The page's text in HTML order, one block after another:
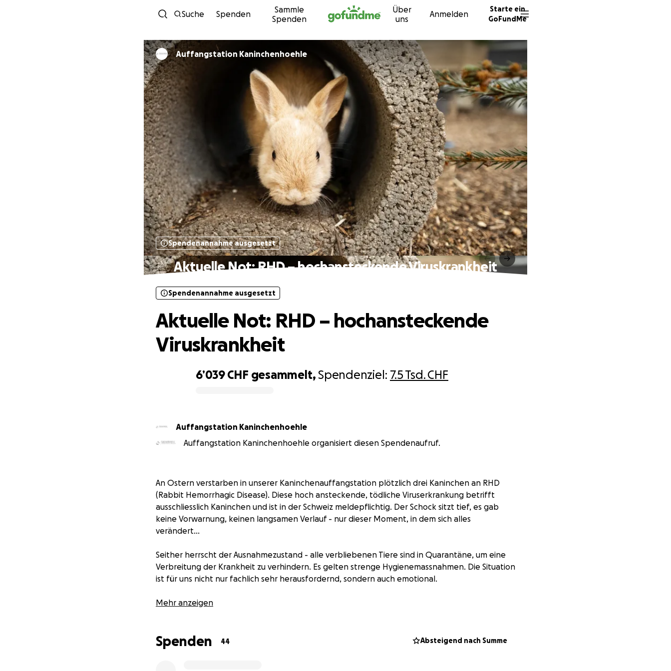
Zum Inhalt
Suche Spenden
Sammle
Spenden
Über
uns
Anmelden
Starte ein
GoFundMe
Auffangstation Kaninchenhoehle
Spendenannahme ausgesetzt
Aktuelle Not: RHD – hochansteckende Viruskrankheit
6’039 CHF gesammelt,Spendenziel: 7.5 Tsd. CHF
Spendenannahme ausgesetzt
Aktuelle Not: RHD – hochansteckende
Viruskrankheit
Auffangstation Kaninchenhoehle
Auffangstation Kaninchenhoehle organisiert diesen Spendenaufruf.
An Ostern verstarben in unserer Kaninchenauffangstation plötzlich drei Kaninchen an RHD
(Rabbit Hemorrhagic Disease). Diese hoch ansteckende, tödliche Viruserkrankung betrifft
ausschliesslich Kaninchen und ist in der Schweiz meldepflichtig. Der Schock sitzt tief, es gab
keine Vorwarnung, keinen langsamen Verlauf - nur dieser Moment, in dem sich alles
verändert...
Seither herrscht der Ausnahmezustand - alle verbliebenen Tiere sind in Quarantäne, um eine
Verbreitung der Krankheit zu verhindern. Es gelten strenge Hygienemassnahmen. Die Situation
ist für uns nicht nur fachlich sehr herausfordernd, sondern auch emotional.
Aktuell steht die Kaninchenauffangstation vor der schwierigsten Phase seit ihrer Gründung
wichtige Angebote müssen vollständig pausieren.
Insbesondere können derzeit keine Ferienkurse für Kinder, Veranstaltungen auf der Station
Mehr anzeigen
Spenden 44 Absteigend nach Summe